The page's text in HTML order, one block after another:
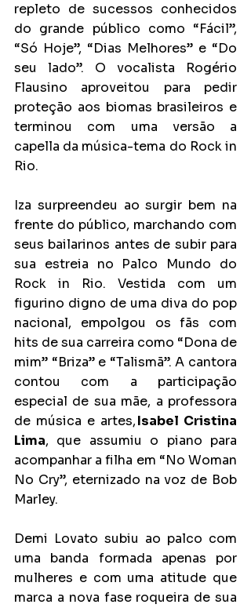
repleto de sucessos conhecidos
do grande público como “Fácil”,
“Só Hoje”, “Dias Melhores” e “Do
seu lado”. O vocalista Rogério
Flausino aproveitou para pedir
proteção aos biomas brasileiros e
terminou com uma versão a
capella da música-tema do Rock in
Rio.
Iza surpreendeu ao surgir bem na
frente do público, marchando com
seus bailarinos antes de subir para
sua estreia no Palco Mundo do
Rock in Rio. Vestida com um
figurino digno de uma diva do pop
nacional, empolgou os fãs com
hits de sua carreira como “Dona de
mim” “Briza” e “Talismã”. A cantora
contou com a participação
especial de sua mãe, a professora
de música e artes, Isabel Cristina
Lima, que assumiu o piano para
acompanhar a filha em “No Woman
No Cry”, eternizado na voz de Bob
Marley.
Demi Lovato subiu ao palco com
uma banda formada apenas por
mulheres e com uma atitude que
marca a nova fase roqueira de sua